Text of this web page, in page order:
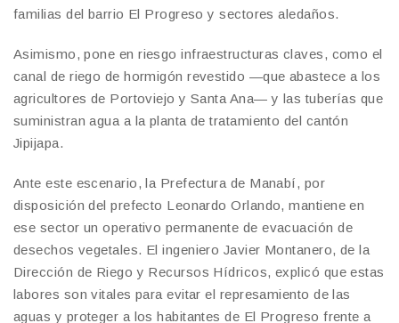
familias del barrio El Progreso y sectores aledaños.
Asimismo, pone en riesgo infraestructuras claves, como el
canal de riego de hormigón revestido —que abastece a los
agricultores de Portoviejo y Santa Ana— y las tuberías que
suministran agua a la planta de tratamiento del cantón
Jipijapa.
Ante este escenario, la Prefectura de Manabí, por
disposición del prefecto Leonardo Orlando, mantiene en
ese sector un operativo permanente de evacuación de
desechos vegetales. El ingeniero Javier Montanero, de la
Dirección de Riego y Recursos Hídricos, explicó que estas
labores son vitales para evitar el represamiento de las
aguas y proteger a los habitantes de El Progreso frente a